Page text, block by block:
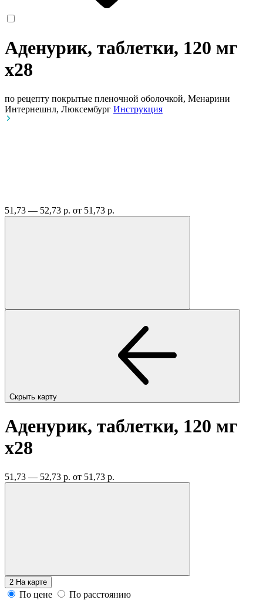
Аденурик, таблетки, 120 мг
x28
по рецепту покрытые пленочной оболочкой, Менарини
Интернешнл, Люксембург Инструкция
51,73 — 52,73 р. от 51,73 р.
Скрыть карту
Аденурик, таблетки, 120 мг
x28
51,73 — 52,73 р. от 51,73 р.
2 На карте
По цене
По расстоянию